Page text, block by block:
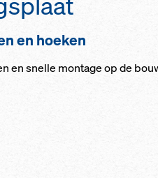
en hoe­ken
en snel­le mon­ta­ge op de